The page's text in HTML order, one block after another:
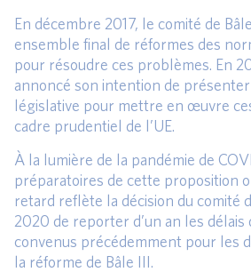
En décembre 2017, le comité de
ensemble final de réformes des
pour résoudre ces problèmes. En
annoncé son intention de
législative pour mettre en œuvre
cadre prudentiel de l’UE.
À la lumière de la pandémie de
préparatoires de cette proposition
retard reflète la décision du comité
2020 de reporter d’un an les
convenus précédemment pour les
la réforme de Bâle III.